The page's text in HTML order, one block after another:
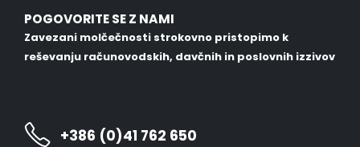
POGOVORITE SE Z NAMI
Zavezani molčečnosti strokovno pristopimo k
reševanju računovodskih, davčnih in poslovnih izzivov
+386 (0)41 762 650